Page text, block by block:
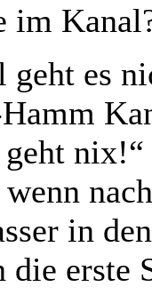
im
es
in
erste